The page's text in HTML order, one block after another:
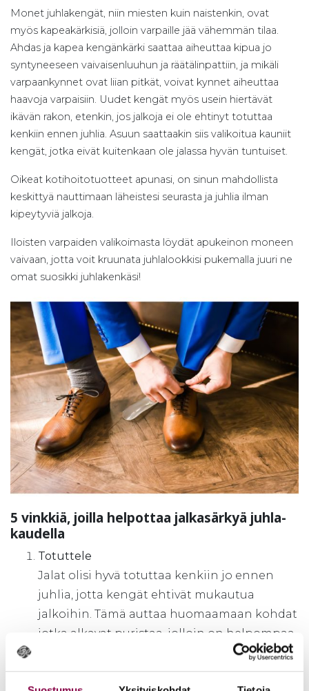
Monet juhlakengät, niin miesten kuin naistenkin, ovat
myös kapeakärkisiä, jolloin varpaille jää vähemmän tilaa.
Ahdas ja kapea kengänkärki saattaa aiheuttaa kipua jo
syntyneeseen vaivaisenluuhun ja räätälinpattiin, ja mikäli
varpaankynnet ovat liian pitkät, voivat kynnet aiheuttaa
haavoja varpaisiin. Uudet kengät myös usein hiertävät
ikävän rakon, etenkin, jos jalkoja ei ole ehtinyt totuttaa
kenkiin ennen juhlia. Asuun saattaakin siis valikoitua kauniit
kengät, jotka eivät kuitenkaan ole jalassa hyvän tuntuiset.
Oikeat kotihoitotuotteet apunasi, on sinun mahdollista
keskittyä nauttimaan läheistesi seurasta ja juhlia ilman
kipeytyviä jalkoja.
Iloisten varpaiden valikoimasta löydät apukeinon moneen
vaivaan, jotta voit kruunata juhlalookkisi pukemalla juuri ne
omat suosikki juhlakenkäsi!
5 vink­kiä, joil­la hel­pot­taa jal­ka­sär­kyä juh­la­
kau­del­la
Totuttele
Jalat olisi hyvä totuttaa kenkiin jo ennen
juhlia, jotta kengät ehtivät mukautua
jalkoihin. Tämä auttaa huomaamaan kohdat
jotka alkavat puristaa, jolloin on helpompaa
suojaamiseen.